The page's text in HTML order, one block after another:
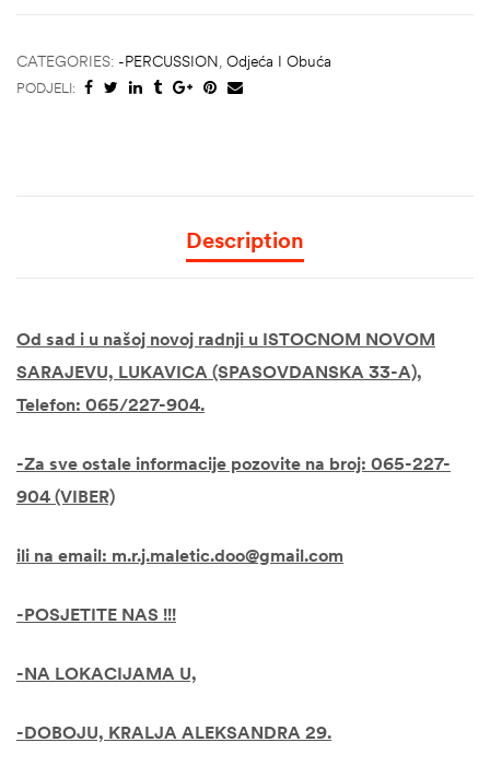
CATEGORIES: -PERCUSSION, Odjeća I Obuća
PODJELI:
Description
Od sad i u našoj novoj radnji u ISTOCNOM NOVOM
SARAJEVU, LUKAVICA (SPASOVDANSKA 33-A),
Telefon: 065/227-904.
-Za sve ostale informacije pozovite na broj: 065-227-
904 (VIBER)
ili na email: m.r.j.maletic.doo@gmail.com
-POSJETITE NAS !!!
-NA LOKACIJAMA U,
-DOBOJU, KRALJA ALEKSANDRA 29.